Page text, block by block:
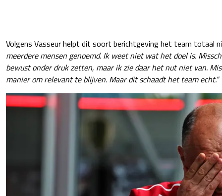
Volgens Vasseur helpt dit soort berichtgeving het team totaal
meerdere mensen genoemd. Ik weet niet wat het doel is.
bewust onder druk zetten, maar ik zie daar het nut niet van.
manier om relevant te blijven. Maar dit schaadt het team echt.”